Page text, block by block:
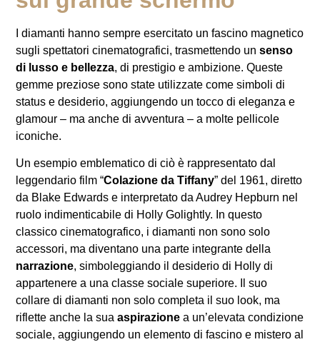
I diamanti hanno sempre esercitato un fascino magnetico
sugli spettatori cinematografici, trasmettendo unsenso
di lusso e bellezza, di prestigio e ambizione. Queste
gemme preziose sono state utilizzate come simboli di
status e desiderio, aggiungendo un tocco di eleganza e
glamour – ma anche di avventura – a molte pellicole
iconiche.
Un esempio emblematico di ciò è rappresentato dal
leggendario film “Colazione da Tiffany” del 1961, diretto
da Blake Edwards e interpretato da Audrey Hepburn nel
ruolo indimenticabile di Holly Golightly. In questo
classico cinematografico, i diamanti non sono solo
accessori, ma diventano una parte integrante della
narrazione, simboleggiando il desiderio di Holly di
appartenere a una classe sociale superiore. Il suo
collare di diamanti non solo completa il suo look, ma
riflette anche la suaaspirazionea un’elevata condizione
sociale, aggiungendo un elemento di fascino e mistero al